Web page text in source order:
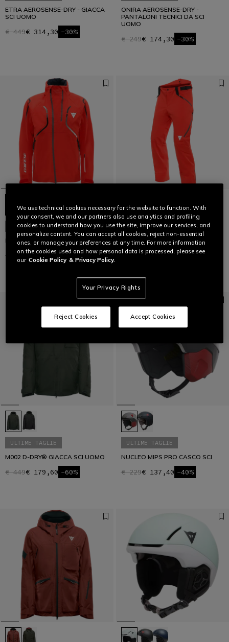
ETRA AEROSENSE-DRY - GIACCA
SCI UOMO
€ 449€ 314,30 -30%
ONIRA AEROSENSE-DRY -
PANTALONI TECNICI DA SCI
UOMO
€ 249€ 174,30 -30%
ULTIME TAGLIE
HP DOME
€ 699,95€ 419,97 -40%
ULTIME TAGLIE
HP TALUS PANTS
€ 449,95€ 269,97 -40%
ULTIME TAGLIE
M002 D-DRY® GIACCA SCI UOMO
€ 449€ 179,60 -60%
ULTIME TAGLIE
NUCLEO MIPS PRO CASCO SCI
€ 229€ 137,40 -40%
We use technical cookies necessary for the website to function. With
your consent, we and our partners also use analytics and profiling
cookies to understand how you use the site, improve our services, and
personalize content. You can accept all cookies, reject non-essential
ones, or manage your preferences at any time. For more information
on the cookies used and how personal data is processed, please see
our Cookie Policy & Privacy Policy.
Your Privacy Rights
Reject Cookies Accept Cookies